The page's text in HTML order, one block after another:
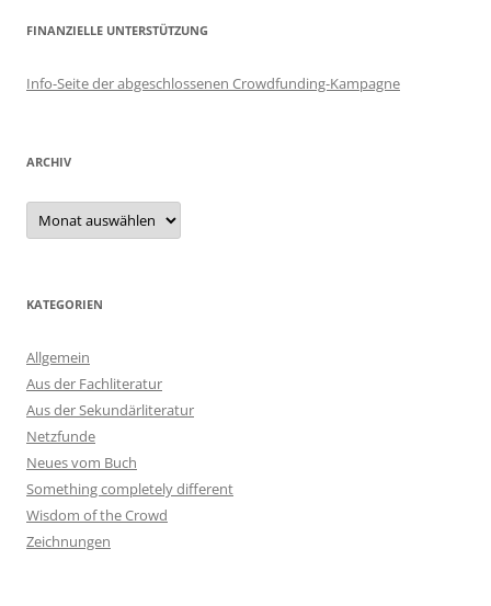
FINANZIELLE UNTERSTÜTZUNG
Info-Seite der abgeschlossenen Crowdfunding-Kampagne
ARCHIV
Archiv
KATEGORIEN
Allgemein
Aus der Fachliteratur
Aus der Sekundärliteratur
Netzfunde
Neues vom Buch
Something completely different
Wisdom of the Crowd
Zeichnungen